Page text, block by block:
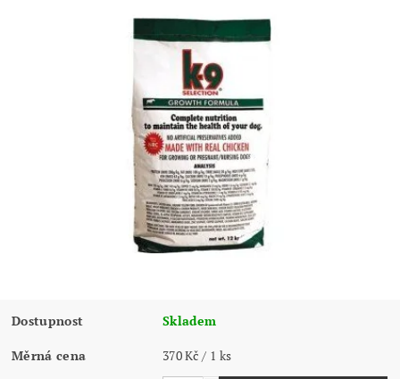
Dostupnost Skladem
Měrná cena 370 Kč / 1 ks